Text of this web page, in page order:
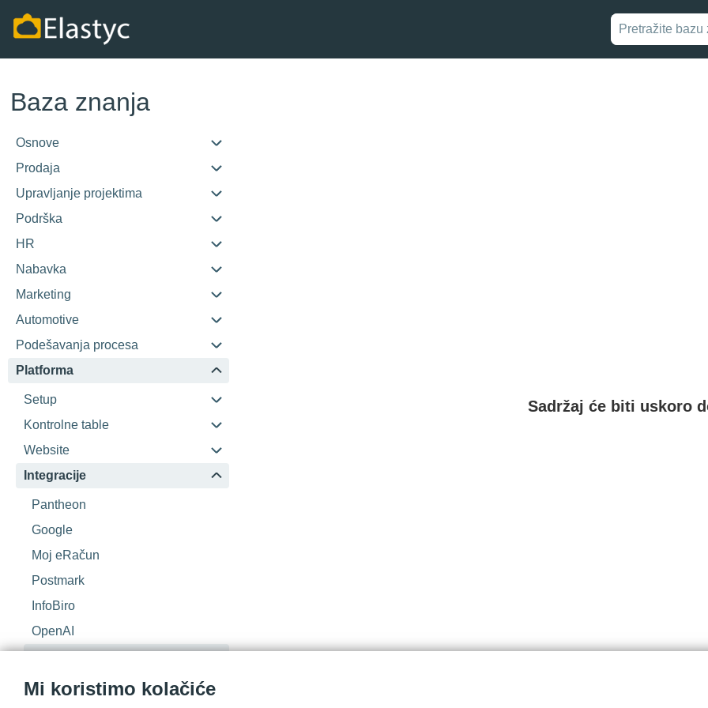
Mi koristimo kolačiće
Baza znanja
Osnove
Prodaja
Upravljanje projektima
Podrška
HR
Nabavka
Marketing
Automotive
Podešavanja procesa
Platforma
Setup
Kontrolne table
Website
Integracije
Pantheon
Google
Moj eRačun
Postmark
InfoBiro
OpenAI
Portali
Sadržaj će biti uskoro